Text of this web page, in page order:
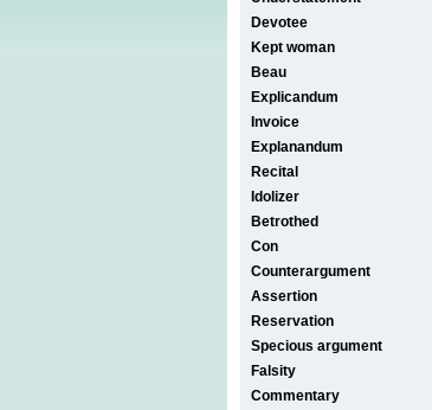
Devotee
Kept woman
Beau
Explicandum
Invoice
Explanandum
Recital
Idolizer
Betrothed
Con
Counterargument
Assertion
Reservation
Specious argument
Falsity
Commentary